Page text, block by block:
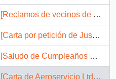
de Villa Olímpica por demoras en reparación de edificios]
de Justicia por desaparición de Nelson Curiñir]
Cumpleaños al Presidente Patricio Aylwin]
de Aeroservicio Ltda.]